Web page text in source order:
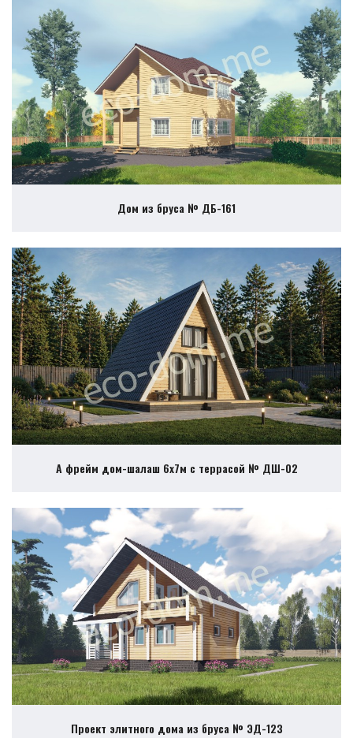
Дом из бруса № ДБ-161
А фрейм дом-шалаш 6х7м с террасой № ДШ-02
Проект элитного дома из бруса № ЭД-123